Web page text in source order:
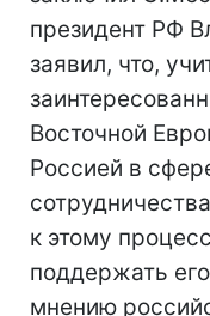
президент РФ
заявил, что,
Восточной
Россией в
к этому
поддержать
мнению